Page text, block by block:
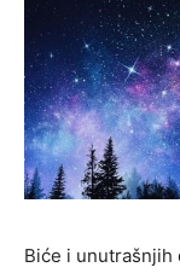
Biće i unutrašnjih